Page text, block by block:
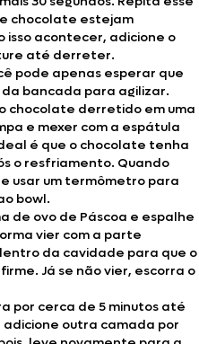
chocolate estejam
acontecer, adicione o
até derreter.
pode apenas esperar que
bancada para agilizar.
chocolate derretido em uma
e mexer com a espátula
é que o chocolate tenha
o resfriamento. Quando
usar um termômetro para
bowl.
de ovo de Páscoa e espalhe
vier com a parte
da cavidade para que o
Já se não vier, escorra o
por cerca de 5 minutos até
outra camada por